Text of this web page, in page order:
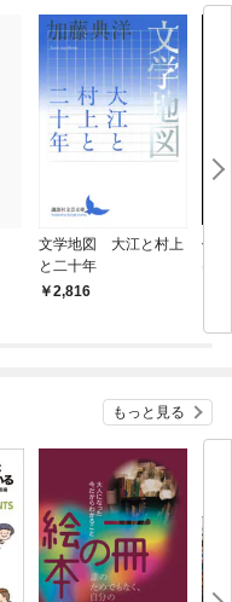
文学地図 大江と村上
と二十年
2,816
僕
もっと見る